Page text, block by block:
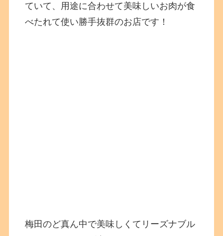
ていて、用途に合わせて美味しいお肉が食
べたれて使い勝手抜群のお店です！
梅田のど真ん中で美味しくてリーズナブル